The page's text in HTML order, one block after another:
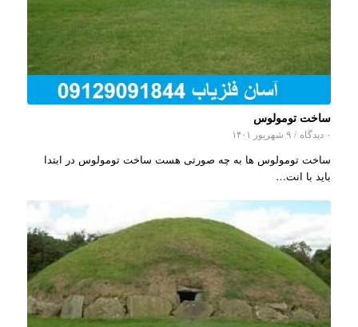
ساخت تومولوس
۰ دیدگاه / ۹ شهریور ۱۴۰۱
ساخت تومولوس ها به چه صورتی هست ساخت تومولوس در ابتدا
باید با انت…